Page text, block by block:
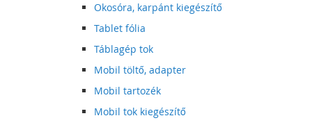
Okosóra, karpánt kiegészítő
Tablet fólia
Táblagép tok
Mobil töltő, adapter
Mobil tartozék
Mobil tok kiegészítő